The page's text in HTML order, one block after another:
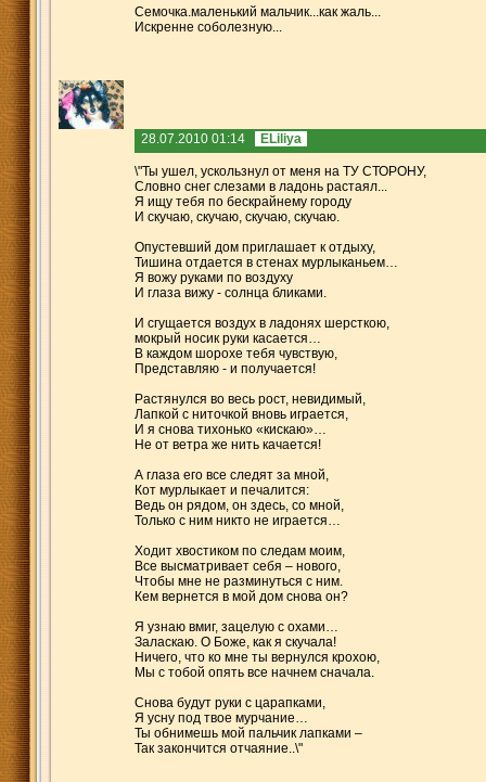
Семочка.маленький мальчик...как жаль...
Искренне соболезную...
28.07.2010 01:14 ELiliya
\"Ты ушел, ускользнул от меня на ТУ СТОРОНУ,
Словно снег слезами в ладонь растаял...
Я ищу тебя по бескрайнему городу
И скучаю, скучаю, скучаю, скучаю.
Опустевший дом приглашает к отдыху,
Тишина отдается в стенах мурлыканьем…
Я вожу руками по воздуху
И глаза вижу - солнца бликами.
И сгущается воздух в ладонях шерсткою,
мокрый носик руки касается…
В каждом шорохе тебя чувствую,
Представляю - и получается!
Растянулся во весь рост, невидимый,
Лапкой с ниточкой вновь играется,
И я снова тихонько «кискаю»…
Не от ветра же нить качается!
А глаза его все следят за мной,
Кот мурлыкает и печалится:
Ведь он рядом, он здесь, со мной,
Только с ним никто не играется…
Ходит хвостиком по следам моим,
Все высматривает себя – нового,
Чтобы мне не разминуться с ним.
Кем вернется в мой дом снова он?
Я узнаю вмиг, зацелую с охами…
Заласкаю. О Боже, как я скучала!
Ничего, что ко мне ты вернулся крохою,
Мы с тобой опять все начнем сначала.
Снова будут руки с царапками,
Я усну под твое мурчание…
Ты обнимешь мой пальчик лапками –
Так закончится отчаяние..\"